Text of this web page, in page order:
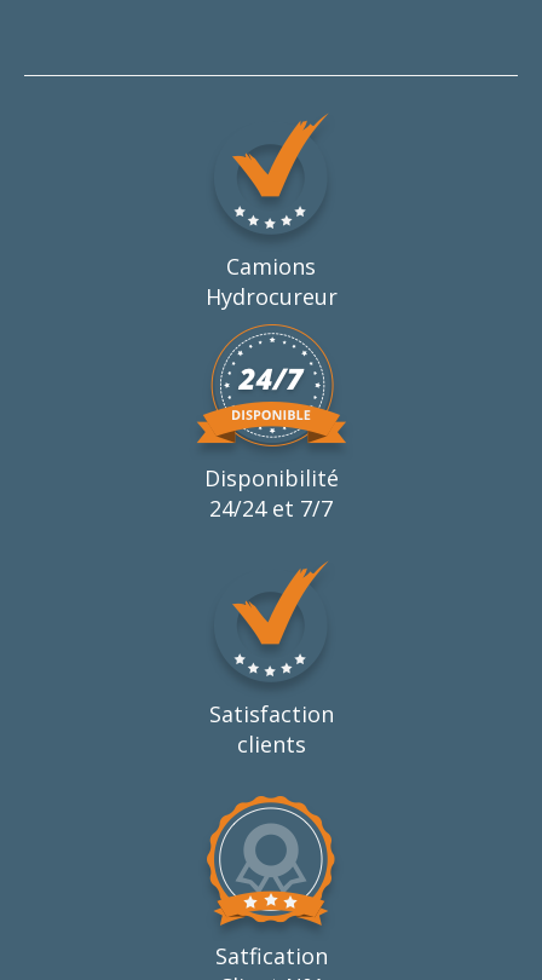
Camions
Hydrocureur
Disponibilité
24/24 et 7/7
Satisfaction
clients
Satfication